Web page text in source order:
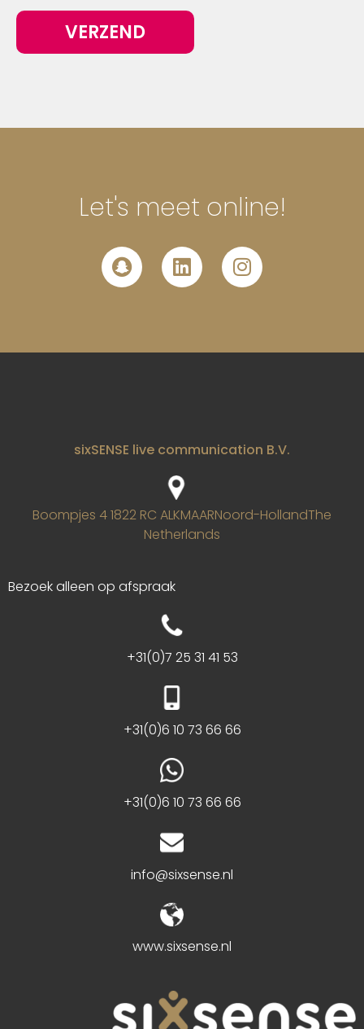
VERZEND
Let's meet online!
sixSENSE live communication B.V.
Boompjes 41822 RC ALKMAARNoord-HollandThe
Netherlands
Bezoek alleen op afspraak
+31(0)7 25 31 41 53
+31(0)6 10 73 66 66
+31(0)6 10 73 66 66
info@sixsense.nl
www.sixsense.nl